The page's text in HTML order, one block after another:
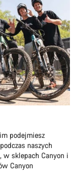
podejmiesz
naszych
w sklepach Canyon i
Canyon